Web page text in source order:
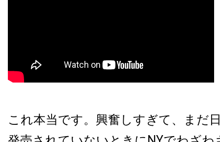
これ本当です。興奮しすぎて、まだ